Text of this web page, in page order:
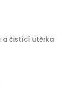
a čistící utěrka